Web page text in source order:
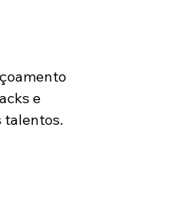
e
talentos.